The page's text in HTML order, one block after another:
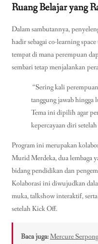
Ruang Belajar yang
Dalam sambutannya,
hadir sebagai co-learning
tempat di mana perempuan
sembari tetap menjalankan
“Sering kali
tanggung jawab
Tema ini dipilih agar
kepercayaan diri
Program ini merupakan
Murid Merdeka, dua lembaga
bidang pendidikan dan
Kolaborasi ini diwujudkan
muka, talkshow interaktif,
setelah Kick Off.
Baca juga:Mercure